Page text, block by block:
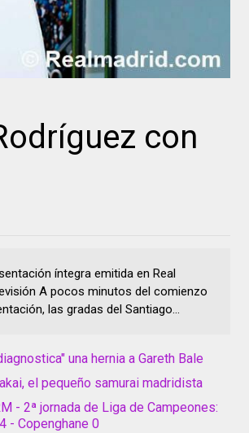
con
íntegra emitida en Real
A pocos minutos del comienzo
las gradas del Santiago...
una hernia a Gareth Bale
el pequeño samurai madridista
- 2ª jornada de Liga de Campeones:
- Copenghane 0